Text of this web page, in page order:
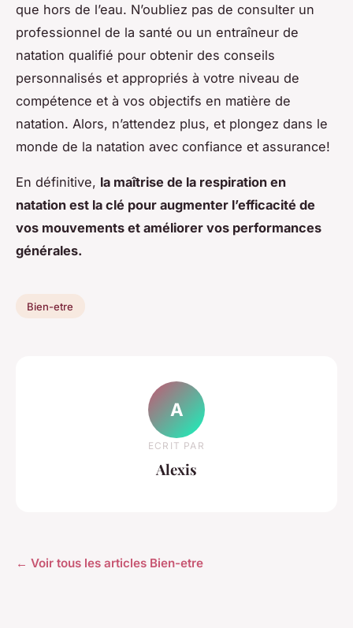
que hors de l’eau. N’oubliez pas de consulter un
professionnel de la santé ou un entraîneur de
natation qualifié pour obtenir des conseils
personnalisés et appropriés à votre niveau de
compétence et à vos objectifs en matière de
natation. Alors, n’attendez plus, et plongez dans le
monde de la natation avec confiance et assurance!
En définitive, la maîtrise de la respiration en
natation est la clé pour augmenter l’efficacité de
vos mouvements et améliorer vos performances
générales.
Bien-etre
A
ECRIT PAR
Alexis
← Voir tous les articles Bien-etre